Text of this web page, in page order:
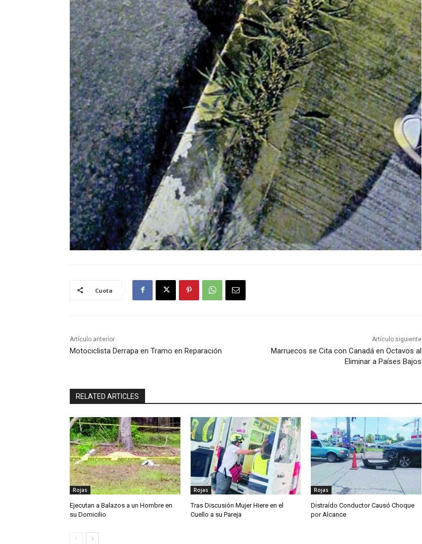
Cuota
Artículo anterior
Motociclista Derrapa en Tramo en Reparación
Artículo siguiente
Marruecos se Cita con Canadá en Octavos al
Eliminar a Países Bajos
RELATED ARTICLES
Rojas
Ejecutan a Balazos a un Hombre en
su Domicilio
Rojas
Tras Discusión Mujer Hiere en el
Cuello a su Pareja
Rojas
Distraído Conductor Causó Choque
por Alcance